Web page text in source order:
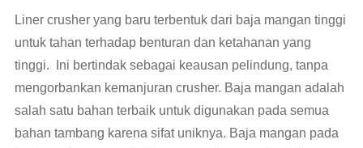
Liner crusher yang baru terbentuk dari baja mangan tinggi
untuk tahan terhadap benturan dan ketahanan yang
tinggi. Ini bertindak sebagai keausan pelindung, tanpa
mengorbankan kemanjuran crusher. Baja mangan adalah
salah satu bahan terbaik untuk digunakan pada semua
bahan tambang karena sifat uniknya. Baja mangan pada